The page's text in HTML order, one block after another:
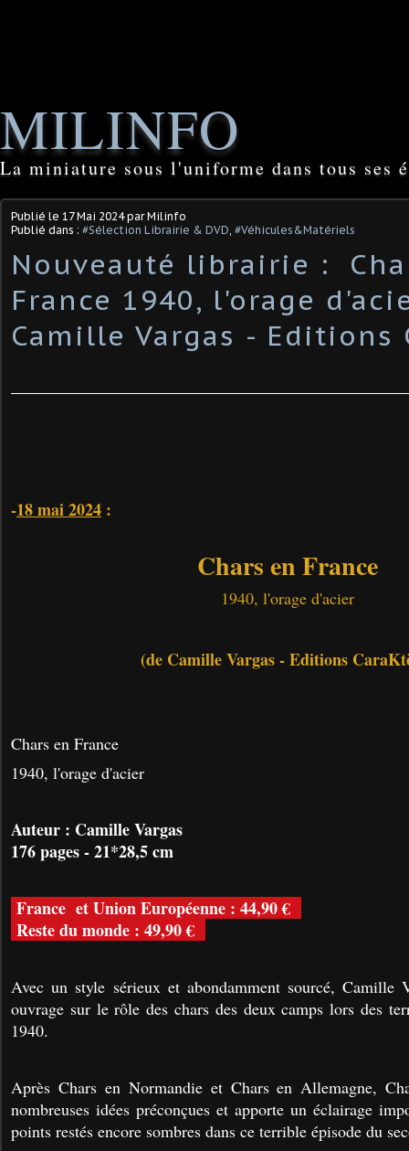
MILINFO
La miniature sous l'uniforme dans tous ses
Publié le 17 Mai 2024par Milinfo
Publié dans : #Sélection Librairie & DVD, #Véhicules&Matériels
Nouveauté librairie :
France 1940, l'orage
Camille Vargas - Editions
-18 mai 2024 :
Chars en France
1940, l'orage d'acier
(de Camille Vargas - Editions
Chars en France
1940, l'orage d'acier
Auteur : Camille Vargas
176 pages - 21*28,5 cm
France et Union Européenne : 44,90 €
Reste du monde : 49,90 €
Avec un style sérieux et abondamment sourcé, Camille
ouvrage sur le rôle des chars des deux camps lors des
1940.
Après Chars en Normandie et Chars en Allemagne,
nombreuses idées préconçues et apporte un éclairage
points restés encore sombres dans ce terrible épisode du